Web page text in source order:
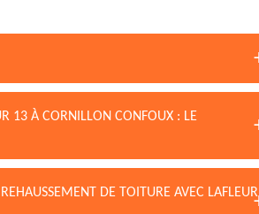
13 À CORNILLON CONFOUX : LE
DE TOITURE AVEC LAFLEUR